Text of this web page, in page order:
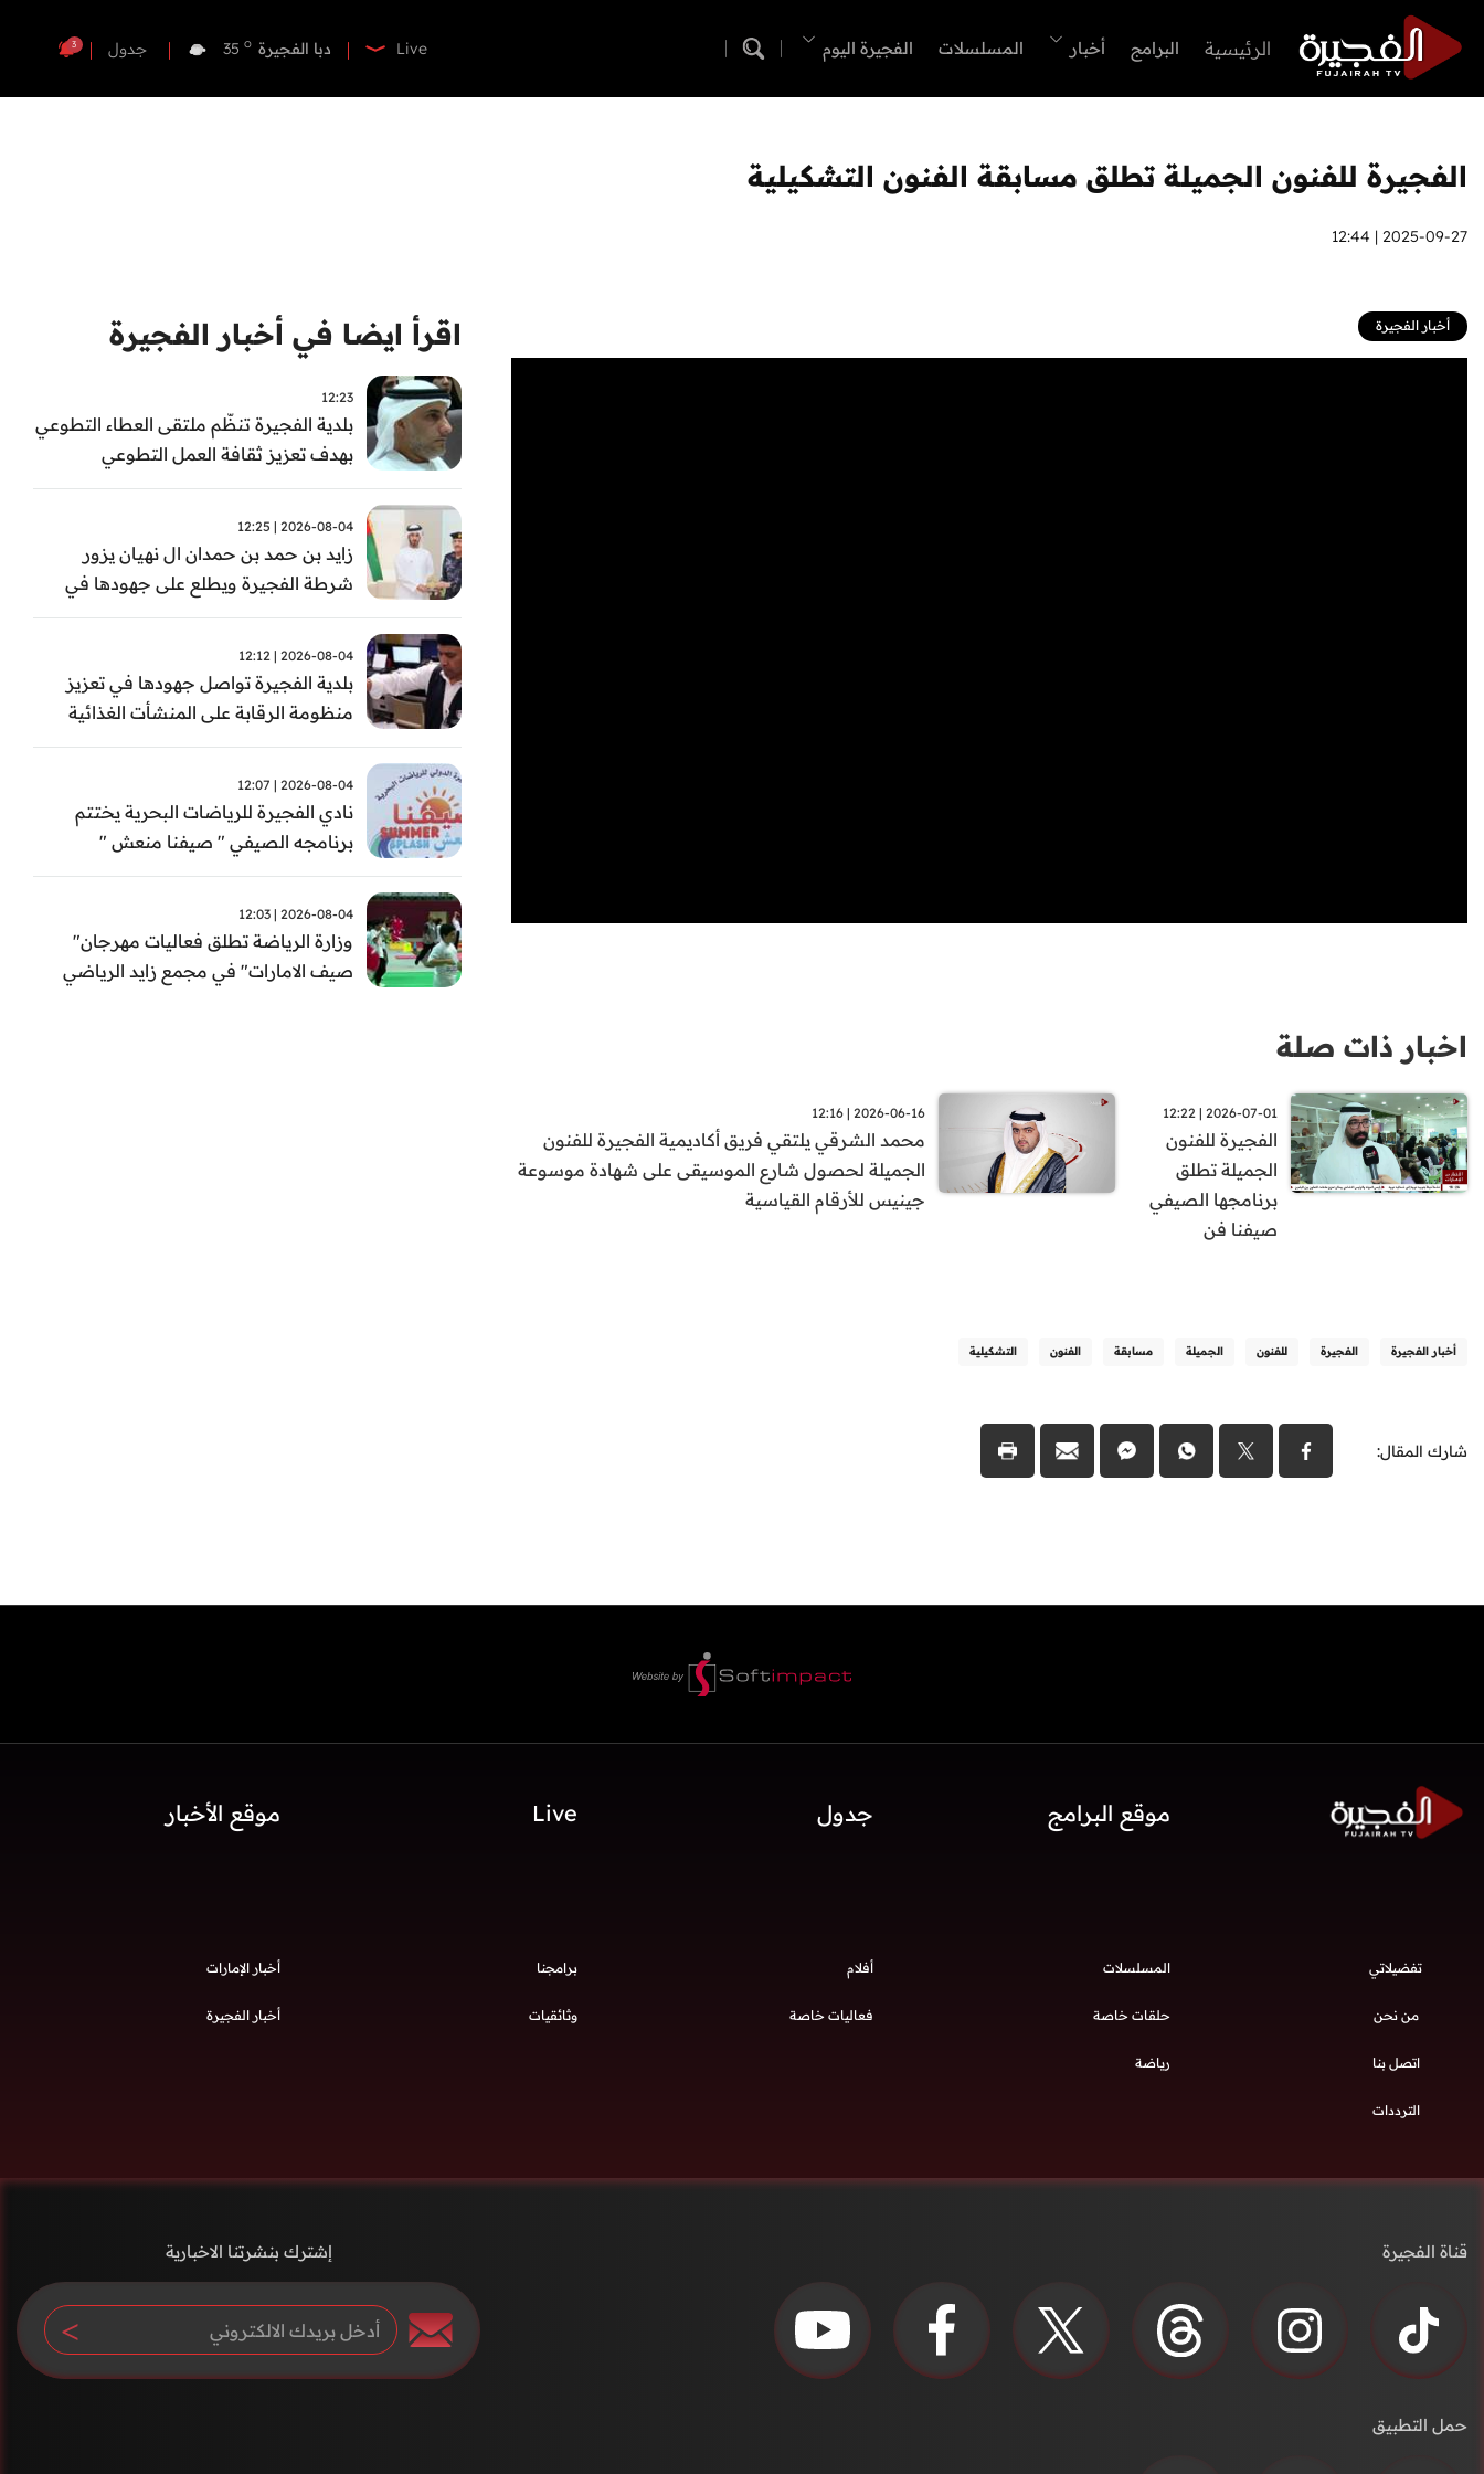
الرئيسية البرامج أخبار المسلسلات الفجيرة اليوم Live دبا الفجيرة 35 o جدول 3
الفجيرة للفنون الجميلة تطلق مسابقة الفنون التشكيلية
2025-09-27 | 12:44
أخبار الفجيرة
اخبار ذات صلة
2026-07-01 | 12:22
الفجيرة للفنون
الجميلة تطلق
برنامجها الصيفي
صيفنا فن
2026-06-16 | 12:16
محمد الشرقي يلتقي فريق أكاديمية الفجيرة للفنون
الجميلة لحصول شارع الموسيقى على شهادة موسوعة
جينيس للأرقام القياسية
أخبار الفجيرة الفجيرة للفنون الجميلة مسابقة الفنون التشكيلية
شارك المقال:
اقرأ ايضا في أخبار الفجيرة
12:23
بلدية الفجيرة تنظّم ملتقى العطاء التطوعي
بهدف تعزيز ثقافة العمل التطوعي
2026-08-04 | 12:25
زايد بن حمد بن حمدان ال نهيان يزور
شرطة الفجيرة ويطلع على جهودها في
مكافحة المخدرات
2026-08-04 | 12:12
بلدية الفجيرة تواصل جهودها في تعزيز
منظومة الرقابة على المنشأت الغذائية
والصحية
2026-08-04 | 12:07
نادي الفجيرة للرياضات البحرية يختتم
برنامجه الصيفي " صيفنا منعش "
2026-08-04 | 12:03
وزارة الرياضة تطلق فعاليات مهرجان"
صيف الامارات" في مجمع زايد الرياضي
موقع البرامج جدول Live موقع الأخبار
تفضيلاتي
من نحن
اتصل بنا
الترددات
المسلسلات أفلام برامجنا
حلقات خاصة فعاليات خاصة وثائقيات
رياضة
أخبار الإمارات
أخبار الفجيرة
قناة الفجيرة
حمل التطبيق
إشترك بنشرتنا الاخبارية